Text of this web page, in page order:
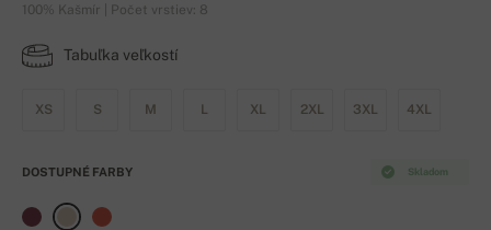
100% Kašmír | Počet vrstiev: 8
Tabuľka veľkostí
XS S M L XL 2XL 3XL 4XL
Skladom
DOSTUPNÉ FARBY